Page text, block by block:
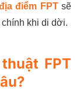
điểm FPTsẽ
khi di dời.
FPT